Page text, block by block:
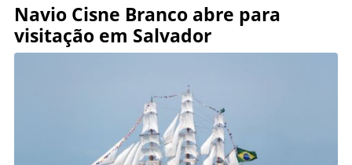
Navio Cisne Branco abre para
visitação em Salvador